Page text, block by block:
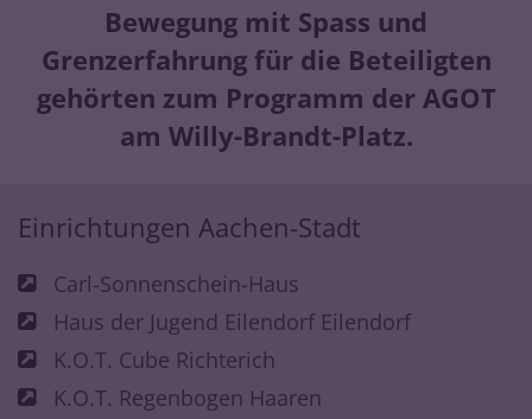
Bewegung mit Spass und
Grenzerfahrung für die Beteiligten
gehörten zum Programm der AGOT
am Willy-Brandt-Platz.
Einrichtungen Aachen-Stadt
Carl-Sonnenschein-Haus
Haus der Jugend Eilendorf Eilendorf
K.O.T. Cube Richterich
K.O.T. Regenbogen Haaren